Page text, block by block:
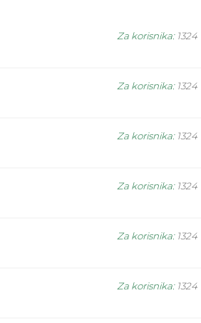
Za korisnika: 1324
Za korisnika: 1324
Za korisnika: 1324
Za korisnika: 1324
Za korisnika: 1324
Za korisnika: 1324